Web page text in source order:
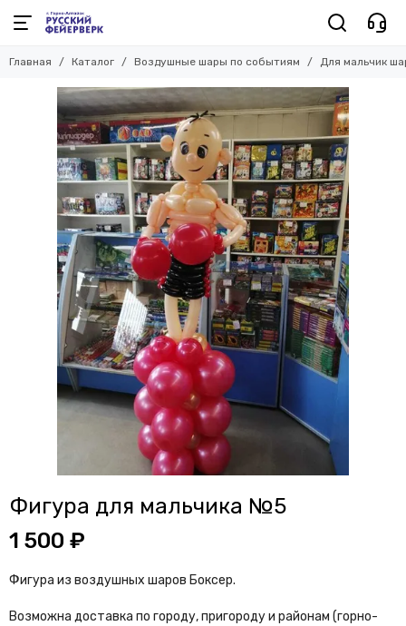
Воздушные шары по событиям
Шары на 1 годик
Шары на 23 февраля
Шары на 8 марта
Шары выписка роддом
Для девочки шары
Для мальчик шары
Шары для женщины
Шары для мужчины
Выпускной школа
Выпускной детский сад
Оформление шарами
Главная Каталог Воздушные шары по событиям Для мальчик
Фигура для мальчика №5
1 500 ₽
Фигура из воздушных шаров Боксер.
Возможна доставка по городу, пригороду и районам (горно-